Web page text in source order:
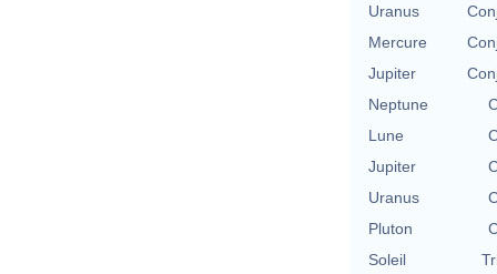
Uranus
Mercure
Jupiter
Neptune
Lune
Jupiter
Uranus
Pluton
Soleil